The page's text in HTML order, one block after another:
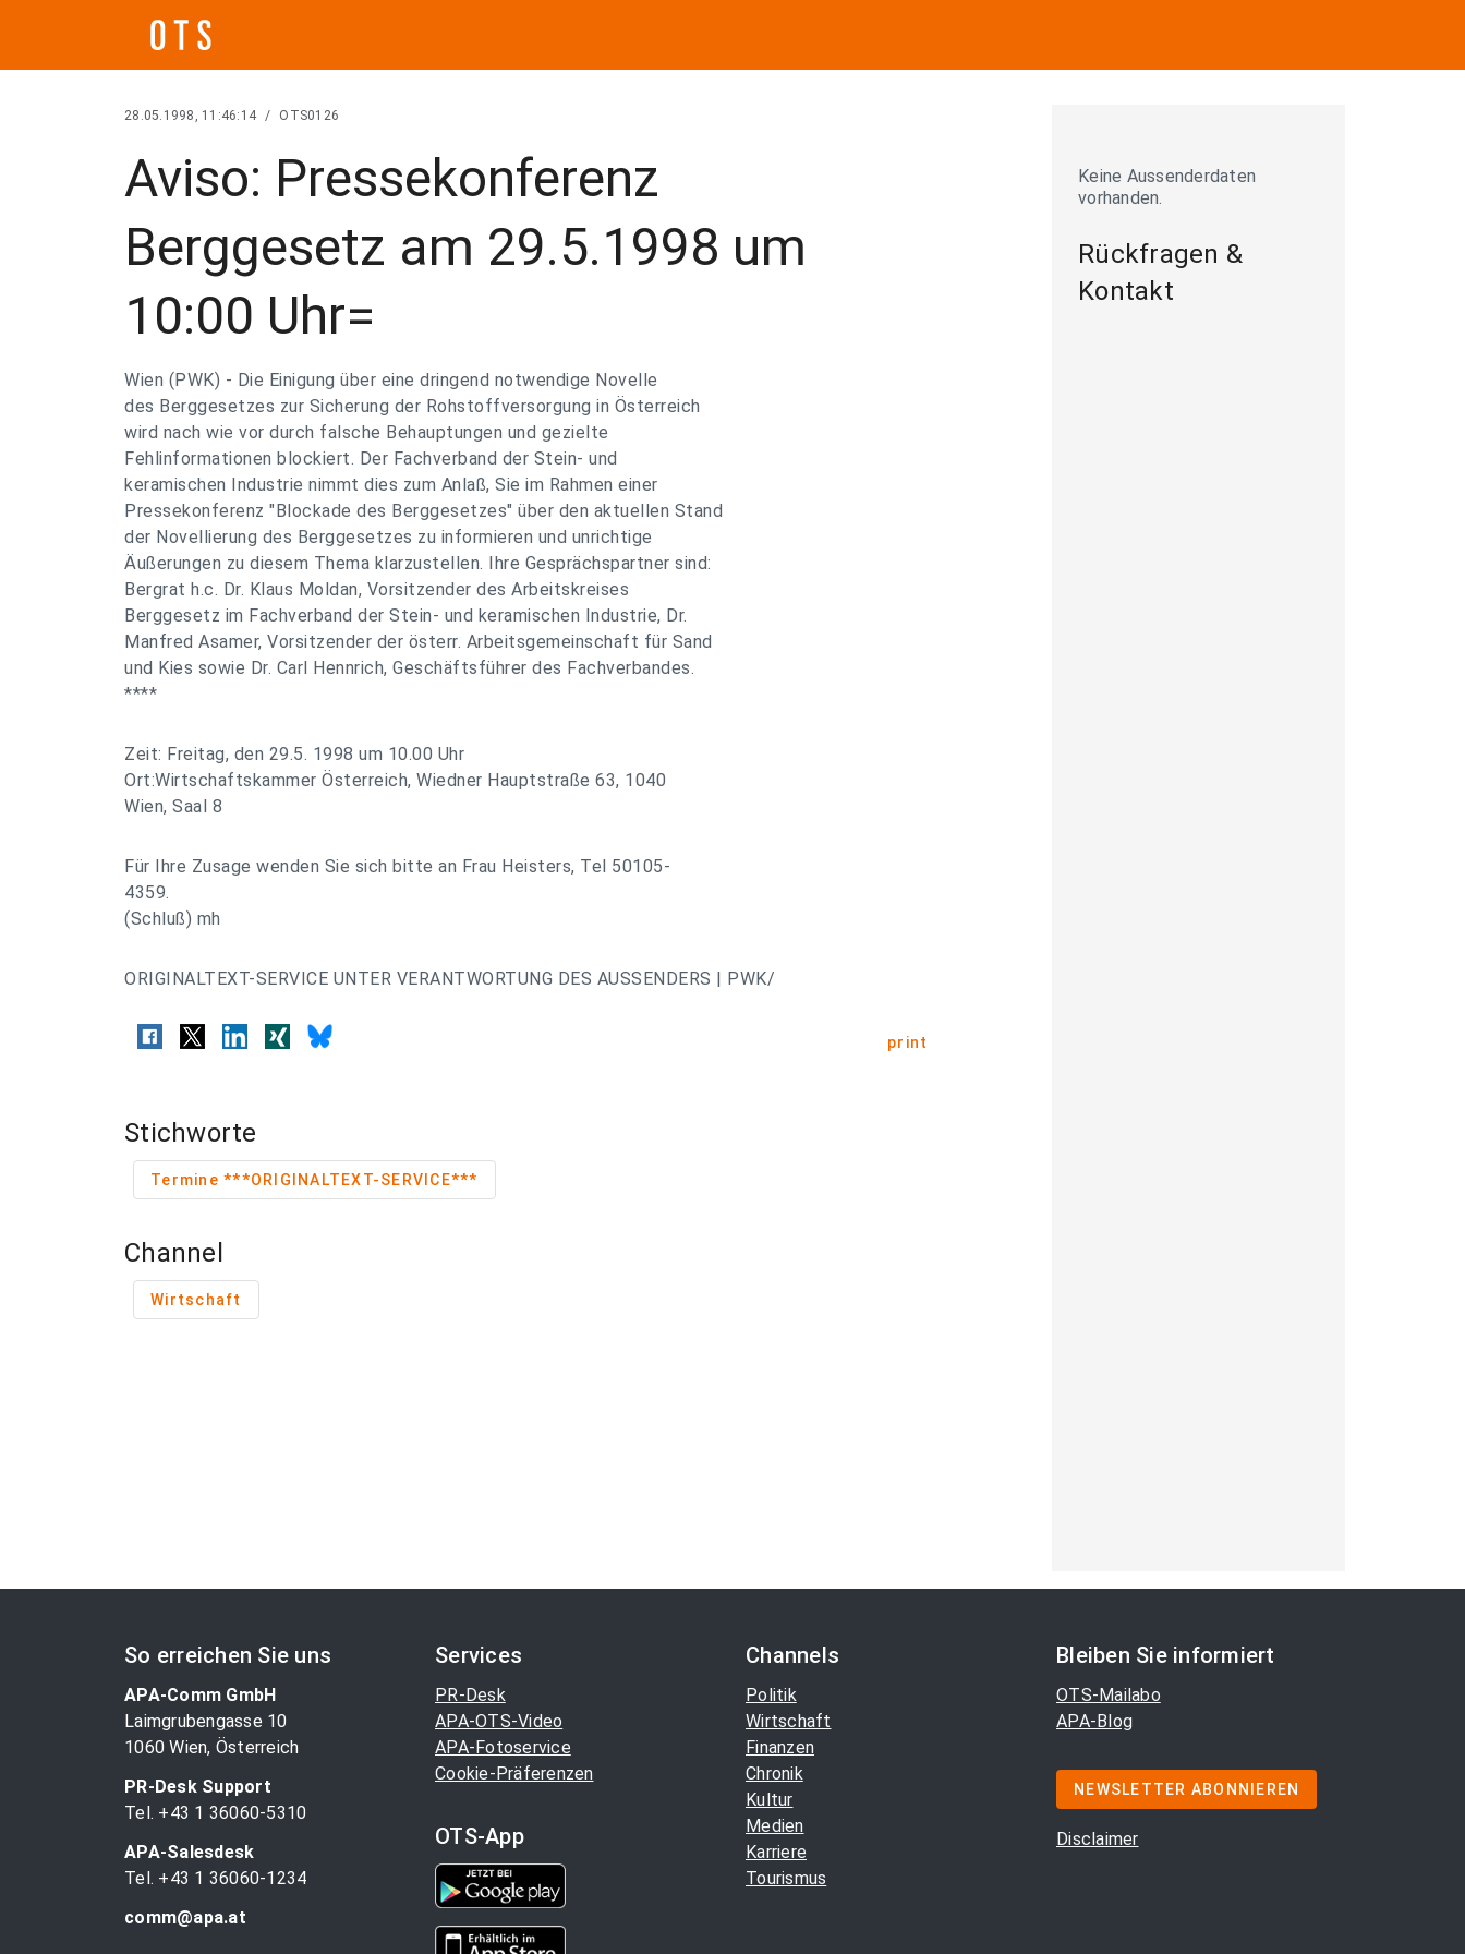
28.05.1998, 11:46:14 / OTS0126
Aviso: Pressekonferenz
Berggesetz am 29.5.1998 um
10:00 Uhr=
Wien (PWK) - Die Einigung über eine dringend notwendige Novelle
des Berggesetzes zur Sicherung der Rohstoffversorgung in Österreich
wird nach wie vor durch falsche Behauptungen und gezielte
Fehlinformationen blockiert. Der Fachverband der Stein- und
keramischen Industrie nimmt dies zum Anlaß, Sie im Rahmen einer
Pressekonferenz "Blockade des Berggesetzes" über den aktuellen Stand
der Novellierung des Berggesetzes zu informieren und unrichtige
Äußerungen zu diesem Thema klarzustellen. Ihre Gesprächspartner sind:
Bergrat h.c. Dr. Klaus Moldan, Vorsitzender des Arbeitskreises
Berggesetz im Fachverband der Stein- und keramischen Industrie, Dr.
Manfred Asamer, Vorsitzender der österr. Arbeitsgemeinschaft für Sand
und Kies sowie Dr. Carl Hennrich, Geschäftsführer des Fachverbandes.
****
Zeit: Freitag, den 29.5. 1998 um 10.00 Uhr
Ort:Wirtschaftskammer Österreich, Wiedner Hauptstraße 63, 1040
Wien, Saal 8
Für Ihre Zusage wenden Sie sich bitte an Frau Heisters, Tel 50105-
4359.
(Schluß) mh
ORIGINALTEXT-SERVICE UNTER VERANTWORTUNG DES AUSSENDERS | PWK/
print
Stichworte
Termine ***ORIGINALTEXT-SERVICE***
Channel
Wirtschaft
Keine Aussenderdaten
vorhanden.
Rückfragen &
Kontakt
So erreichen Sie uns
APA-Comm GmbH
Laimgrubengasse 10
1060 Wien, Österreich
PR-Desk Support
Tel. +43 1 36060-5310
APA-Salesdesk
Tel. +43 1 36060-1234
comm@apa.at
Services
PR-Desk
APA-OTS-Video
APA-Fotoservice
Cookie-Präferenzen
OTS-App
Channels
Politik
Wirtschaft
Finanzen
Chronik
Kultur
Medien
Karriere
Tourismus
Bleiben Sie informiert
OTS-Mailabo
APA-Blog
NEWSLETTER ABONNIEREN
Disclaimer